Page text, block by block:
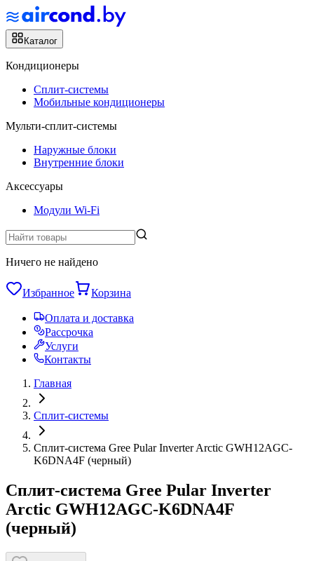
Каталог
Кондиционеры
Сплит-системы
Мобильные кондиционеры
Мульти-сплит-системы
Наружные блоки
Внутренние блоки
Аксессуары
Модули Wi-Fi
Ничего не найдено
Избранное Корзина
Оплата и доставка
Рассрочка
Услуги
Контакты
Главная
Сплит-системы
Сплит-система Gree Pular Inverter Arctic GWH12AGC-
K6DNA4F (черный)
Сплит-система Gree Pular Inverter
Arctic GWH12AGC-K6DNA4F
(черный)